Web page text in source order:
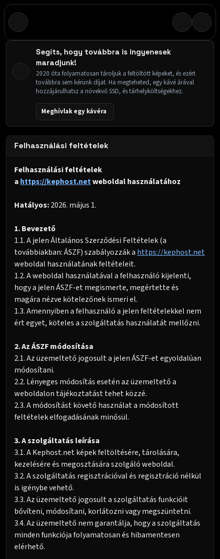
Segíts, hogy továbbra is ingyenesek
maradjunk!
2020 óta folyamatosan tároljuk a feltöltött képeket, és ezért
továbbra sem kérünk díjat. Ha megteheted, egy kávé árával
hozzájárulhatsz a növekvő SSD, és tárhelyköltségekhez.
Meghívlak egy kávéra
Felhasználási feltételek
Felhasználási feltételek
a https://kephost.netweboldal használatához
Hatályos:2026. május 1.
1. Bevezető
1.1. A jelen Általános Szerződési Feltételek (a
továbbiakban: ÁSZF) szabályozzák a https://kephost.net
weboldal használatának feltételeit.
1.2. A weboldal használatával a felhasználó kijelenti,
hogy a jelen ÁSZF-et megismerte, megértette és
magára nézve kötelezőnek ismeri el.
1.3. Amennyiben a felhasználó a jelen feltételekkel nem
ért egyet, köteles a szolgáltatás használatát mellőzni.
2. Az ÁSZF módosítása
2.1. Az üzemeltető jogosult a jelen ÁSZF-et egyoldalúan
módosítani.
2.2. Lényeges módosítás esetén az üzemeltető a
weboldalon tájékoztatást tehet közzé.
2.3. A módosítást követő használat a módosított
feltételek elfogadásának minősül.
3. A szolgáltatás leírása
3.1. A Kephost.net képek feltöltésére, tárolására,
kezelésére és megosztására szolgáló weboldal.
3.2. A szolgáltatás regisztrációval és regisztráció nélkül
is igénybe vehető.
3.3. Az üzemeltető jogosult a szolgáltatás funkcióit
bővíteni, módosítani, korlátozni vagy megszüntetni.
3.4. Az üzemeltető nem garantálja, hogy a szolgáltatás
minden funkciója folyamatosan és hibamentesen
elérhető.